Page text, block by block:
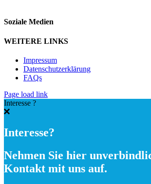
Soziale Medien
WEITERE LINKS
Impressum
Datenschutzerklärung
FAQs
Page load link
Interesse ?
Interesse?
Nehmen Sie hier
Kontakt mit uns auf.